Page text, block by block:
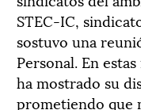
STEC-IC,
sostuvo una
Personal. En
ha mostrado su
prometiendo que